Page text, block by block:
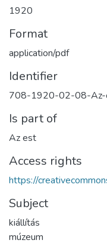
1920
Format
application/pdf
Identifier
708-1920-02-08-
Is part of
Az est
Access rights
https://
Subject
kiállítás
múzeum